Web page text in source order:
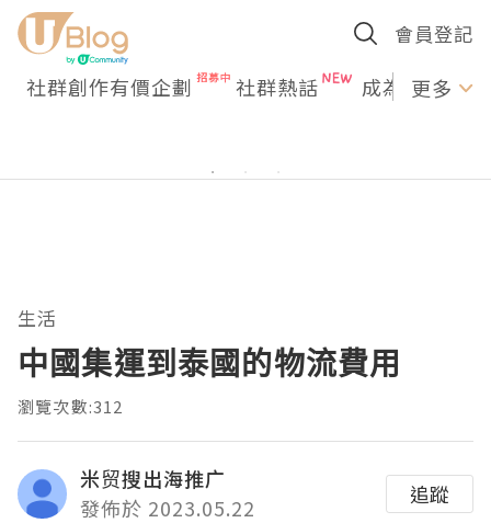
會員登記
社群創作有價企劃 社群熱話 成為U更多
生活
中國集運到泰國的物流費用
瀏覽次數:312
米贸搜出海推广
發佈於 2023.05.22
追蹤